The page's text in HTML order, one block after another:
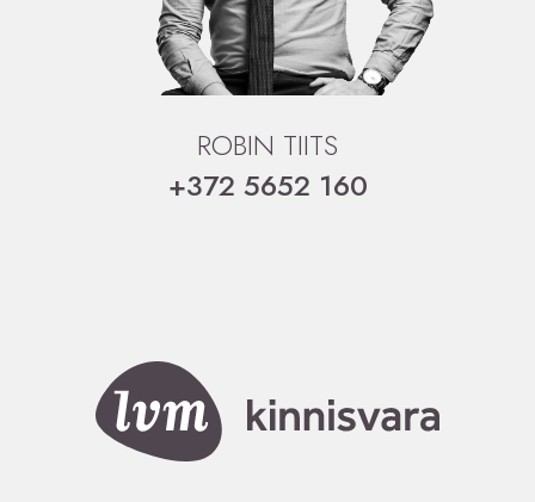
ROBIN TIITS
+372 5652 160